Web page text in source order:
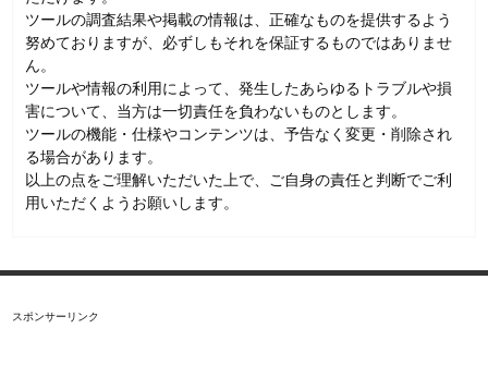
ツールの調査結果や掲載の情報は、正確なものを提供するよう
努めておりますが、必ずしもそれを保証するものではありませ
ん。
ツールや情報の利用によって、発生したあらゆるトラブルや損
害について、当方は一切責任を負わないものとします。
ツールの機能・仕様やコンテンツは、予告なく変更・削除され
る場合があります。
以上の点をご理解いただいた上で、ご自身の責任と判断でご利
用いただくようお願いします。
スポンサーリンク